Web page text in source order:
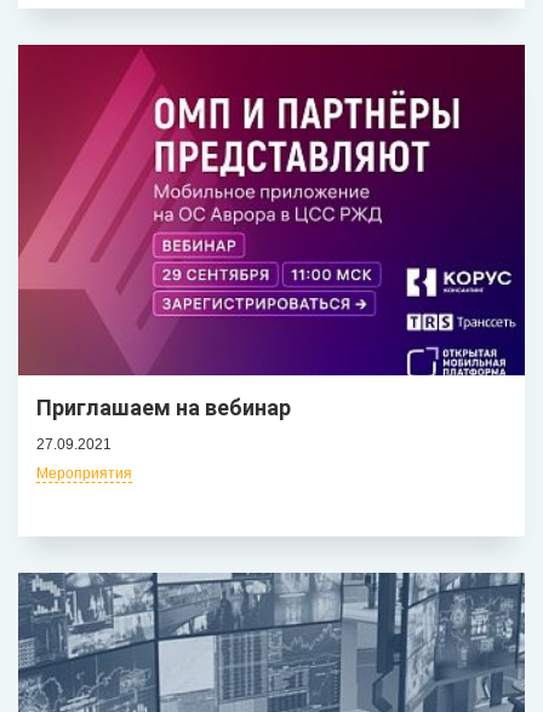
Приглашаем на вебинар
27.09.2021
Мероприятия